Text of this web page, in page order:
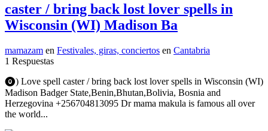
caster / bring back lost lover spells in
Wisconsin (WI) Madison Ba
mamazam en Festivales, giras, conciertos en Cantabria
1 Respuestas
⓿) Love spell caster / bring back lost lover spells in Wisconsin (WI)
Madison Badger State,Benin,Bhutan,Bolivia, Bosnia and
Herzegovina +256704813095 Dr mama makula is famous all over
the world...